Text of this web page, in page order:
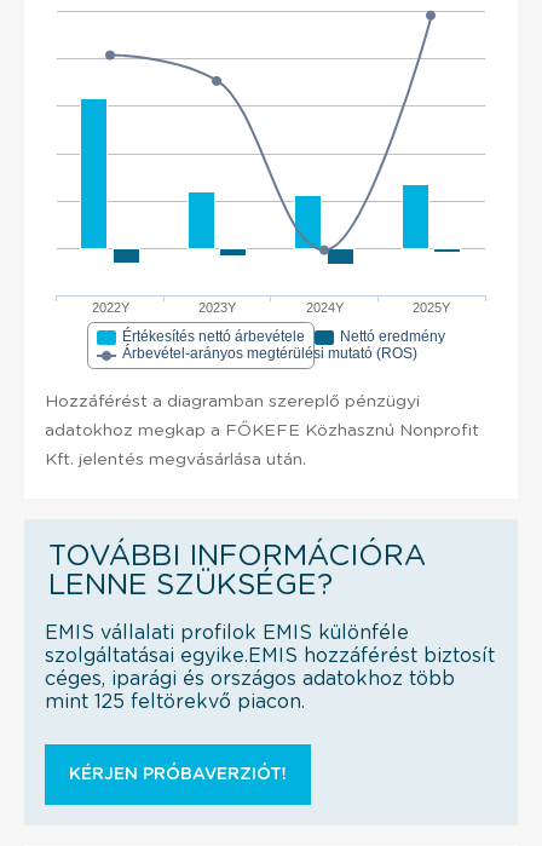
2022Y 2023Y 2024Y 2025Y
Értékesítés nettó árbevétele
Nettó eredmény
Árbevétel-arányos megtérülési mutató (ROS)
Hozzáférést a diagramban szereplő pénzügyi
adatokhoz megkap a FŐKEFE Közhasznú Nonprofit
Kft. jelentés megvásárlása után.
TOVÁBBI INFORMÁCIÓRA
LENNE SZÜKSÉGE?
EMIS vállalati profilok EMIS különféle
szolgáltatásai egyike.EMIS hozzáférést biztosít
céges, iparági és országos adatokhoz több
mint 125 feltörekvő piacon.
KÉRJEN PRÓBAVERZIÓT!